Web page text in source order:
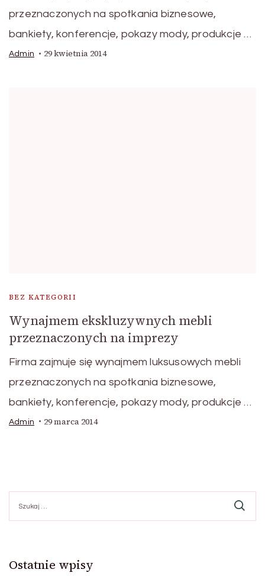
przeznaczonych na spotkania biznesowe,
bankiety, konferencje, pokazy mody, produkcje …
Admin 29 kwietnia 2014
BEZ KATEGORII
Wynajmem ekskluzywnych mebli
przeznaczonych na imprezy
Firma zajmuje się wynajmem luksusowych mebli
przeznaczonych na spotkania biznesowe,
bankiety, konferencje, pokazy mody, produkcje …
Admin 29 marca 2014
Ostatnie wpisy